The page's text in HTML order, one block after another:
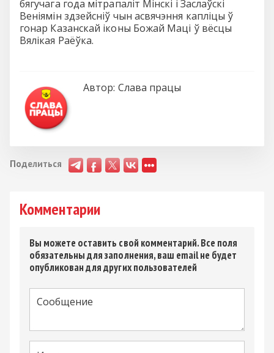
бягучага года мітрапаліт Мінскі і Заслаўскі
Веніямін здзейсніў чын асвячэння капліцы ў
гонар Казанскай іконы Божай Маці ў вёсцы
Вялікая Раёўка.
Автор: Слава працы
Поделиться
Комментарии
Вы можете оставить свой комментарий. Все поля
обязательны для заполнения, ваш email не будет
опубликован для других пользователей